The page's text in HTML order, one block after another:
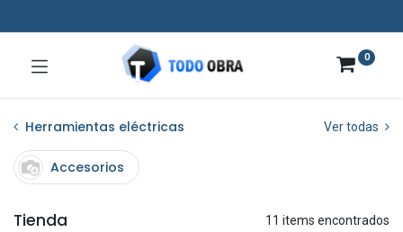
0
Herramientas eléctricas Ver todas
Accesorios
Tienda 11 items encontrados